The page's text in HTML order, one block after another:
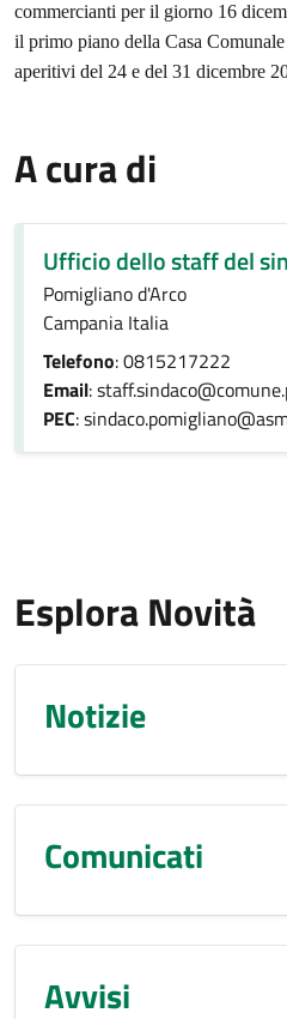
commercianti per il giorno 16
il primo piano della Casa
aperitivi del 24 e del 31 dicembre
A cura di
Ufficio dello staff del
Pomigliano d'Arco
Campania Italia
Telefono: 0815217222
Email:
PEC:
Esplora Novità
Notizie
Comunicati
Avvisi